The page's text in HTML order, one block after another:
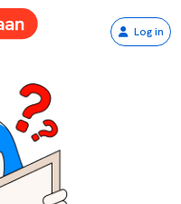
Log in